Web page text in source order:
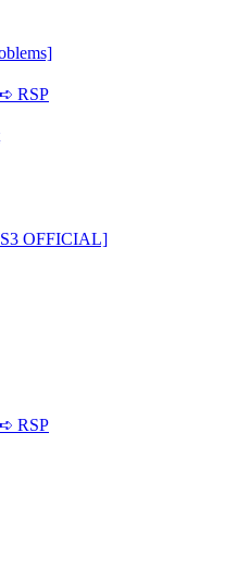
RSP
OFFICIAL]
RSP